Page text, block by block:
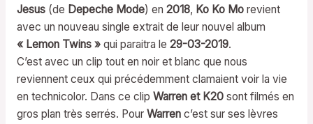
Jesus(de Depeche Mode) en 2018, Ko Ko Morevient
avec un nouveau single extrait de leur nouvel album
« Lemon Twins »qui paraitra le 29-03-2019.
C’est avec un clip tout en noir et blanc que nous
reviennent ceux qui précédemment clamaient voir la vie
en technicolor. Dans ce clip Warren et K20sont filmés en
gros plan très serrés. Pour Warrenc’est sur ses lèvres